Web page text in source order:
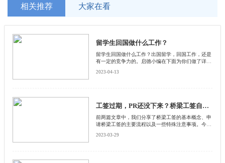
相关推荐 大家在看
留学生回国做什么工作？
留学生回国做什么工作？出国留学，回国工作，还是
有一定的竞争力的。启德小编在下面为你们做了详细
2023-04-13
工签过期，PR还没下来？桥梁工签自助手册(下)
前两篇文章中，我们分享了桥梁工签的基本概念、申
请桥梁工签的主要流程以及一些特殊注意事项。今
为这一系列文章的收尾。
2023-03-29